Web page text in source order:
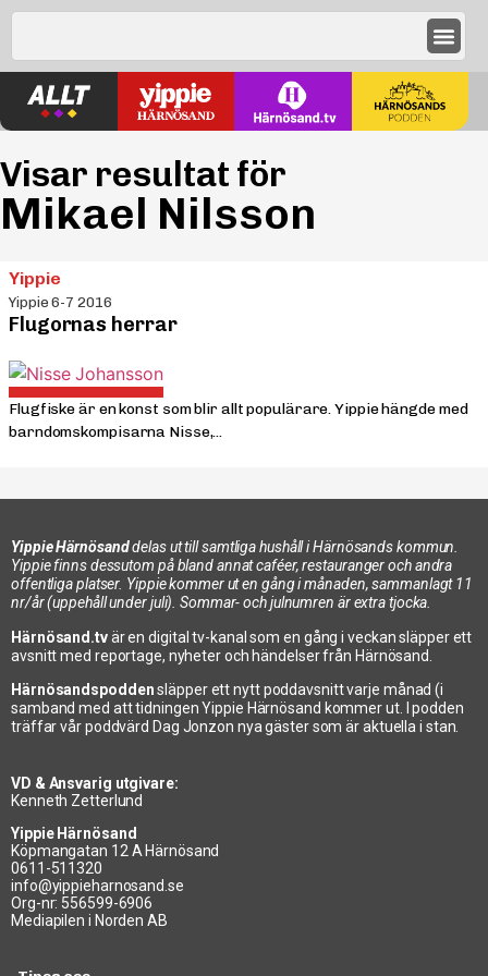
Visar resultat för
Mikael Nilsson
Yippie
Yippie 6-7 2016
Flugornas herrar
Flugfiske är en konst som blir allt populärare. Yippie hängde med
barndomskompisarna Nisse,...
Yippie Härnösanddelas ut till samtliga hushåll i Härnösands kommun.
Yippie finns dessutom på bland annat caféer, restauranger och andra
offentliga platser. Yippie kommer ut en gång i månaden, sammanlagt 11
nr/år (uppehåll under juli). Sommar- och julnumren är extra tjocka.
Härnösand.tvär en digital tv-kanal som en gång i veckan släpper ett
avsnitt med reportage, nyheter och händelser från Härnösand.
Härnösandspoddensläpper ett nytt poddavsnitt varje månad (i
samband med att tidningen Yippie Härnösand kommer ut. I podden
träffar vår poddvärd Dag Jonzon nya gäster som är aktuella i stan.
VD & Ansvarig utgivare:
Kenneth Zetterlund
Yippie Härnösand
Köpmangatan 12 A Härnösand
0611-511320
info@yippieharnosand.se
Org-nr: 556599-6906
Mediapilen i Norden AB